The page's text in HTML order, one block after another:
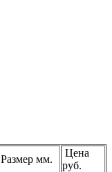
Размер мм.
Цена
руб.